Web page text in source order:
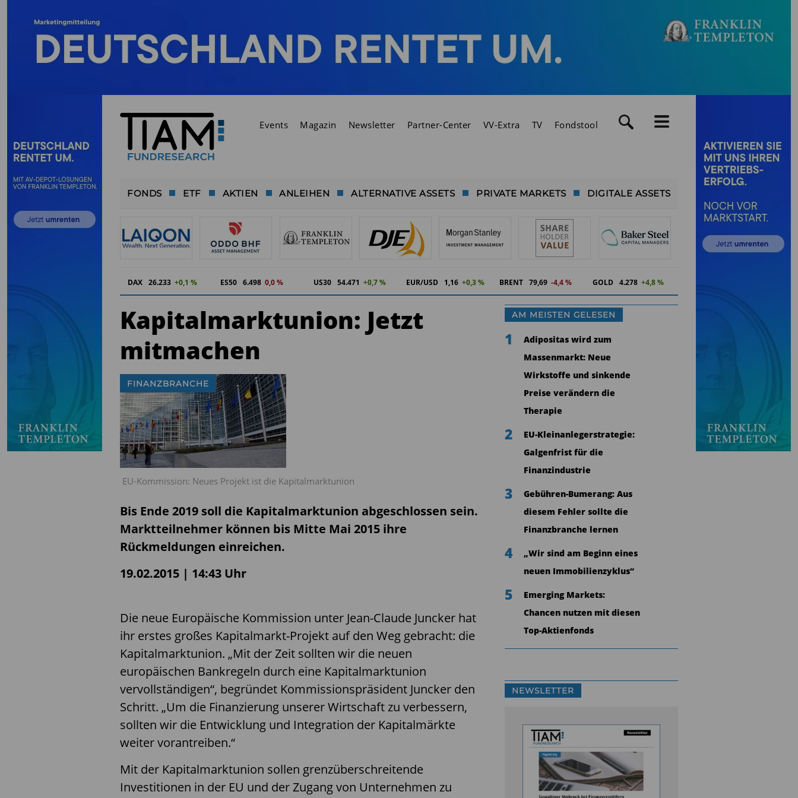
Events Magazin Newsletter Partner-Center VV-Extra TV Fondstool
FONDS ETF AKTIEN ANLEIHEN ALTERNATIVE ASSETS PRIVATE MARKETS DIGITALE ASSETS
DAX 26.233 +0,1 % ES50 6.498 0,0 % US30 54.471 +0,7 % EUR/USD 1,16 +0,3 % BRENT 79,69 -4,4 % GOLD 4.278 +4,8 %
Kapitalmarktunion: Jetzt
mitmachen
EU-Kommission: Neues Projekt ist die Kapitalmarktunion
FINANZBRANCHE
Bis Ende 2019 soll die Kapitalmarktunion abgeschlossen sein.
Marktteilnehmer können bis Mitte Mai 2015 ihre
Rückmeldungen einreichen.
19.02.2015 | 14:43 Uhr
Die neue Europäische Kommission unter Jean-Claude Juncker hat
ihr erstes großes Kapitalmarkt-Projekt auf den Weg gebracht: die
Kapitalmarktunion. „Mit der Zeit sollten wir die neuen
europäischen Bankregeln durch eine Kapitalmarktunion
vervollständigen“, begründet Kommissionspräsident Juncker den
Schritt. „Um die Finanzierung unserer Wirtschaft zu verbessern,
sollten wir die Entwicklung und Integration der Kapitalmärkte
weiter vorantreiben.“
Mit der Kapitalmarktunion sollen grenzüberschreitende
Investitionen in der EU und der Zugang von Unternehmen zu
AM MEISTEN GELESEN
1
Adipositas wird zum
Massenmarkt: Neue
Wirkstoffe und sinkende
Preise verändern die
Therapie
2
EU-Kleinanlegerstrategie:
Galgenfrist für die
Finanzindustrie
3
Gebühren-Bumerang: Aus
diesem Fehler sollte die
Finanzbranche lernen
4
„Wir sind am Beginn eines
neuen Immobilienzyklus“
5
Emerging Markets:
Chancen nutzen mit diesen
Top-Aktienfonds
NEWSLETTER